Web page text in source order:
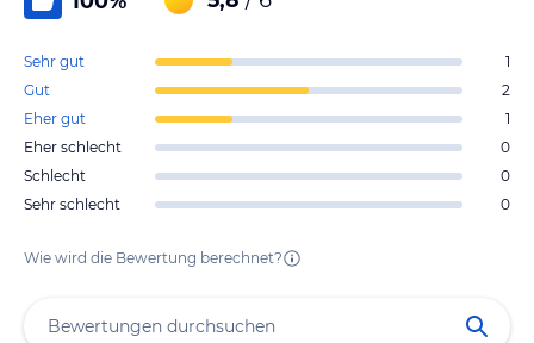
Sehr gut
1
Gut
2
Eher gut
1
Eher schlecht
0
Schlecht
0
Sehr schlecht
0
Wie wird die Bewertung berechnet?